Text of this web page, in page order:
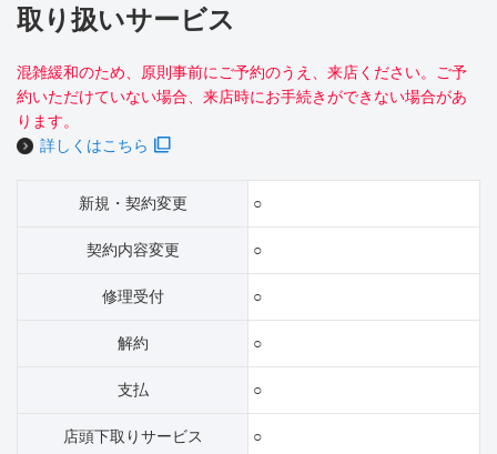
取り扱いサービス
混雑緩和のため、原則事前にご予約のうえ、来店ください。ご予
約いただけていない場合、来店時にお手続きができない場合があ
ります。
詳しくはこちら
新規・契約変更 ○
契約内容変更 ○
修理受付 ○
解約 ○
支払 ○
店頭下取りサービス ○